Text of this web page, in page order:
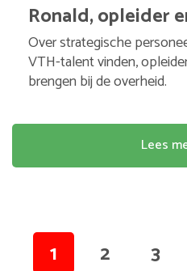
Ronald, opleider
Over strategische
VTH-talent vinden,
brengen bij de overheid.
Lees
1 2 3